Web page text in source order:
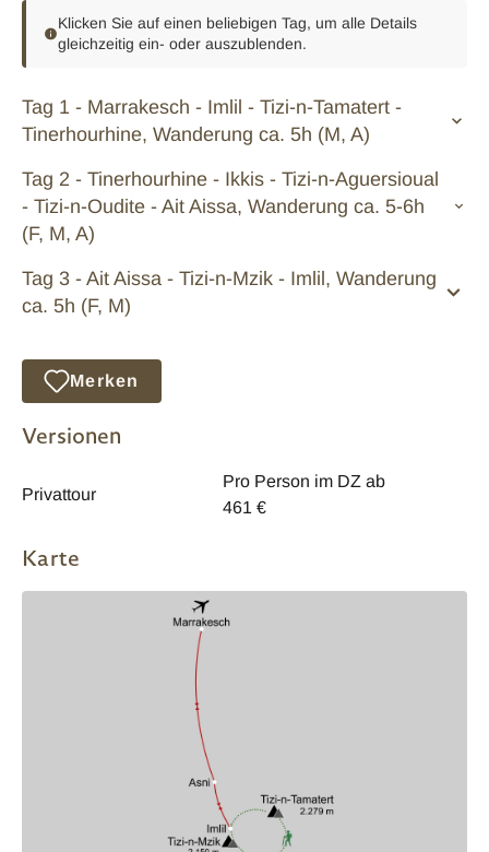
Klicken Sie auf einen beliebigen Tag, um alle Details
gleichzeitig ein- oder auszublenden.
Tag 1 - Marrakesch - Imlil - Tizi-n-Tamatert -
Tinerhourhine, Wanderung ca. 5h (M, A)
Tag 2 - Tinerhourhine - Ikkis - Tizi-n-Aguersioual
- Tizi-n-Oudite - Ait Aissa, Wanderung ca. 5-6h
(F, M, A)
Tag 3 - Ait Aissa - Tizi-n-Mzik - Imlil, Wanderung
ca. 5h (F, M)
Merken
Versionen
Privattour
Pro Person im DZ ab
461 €
Karte